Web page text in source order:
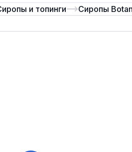
и топинги Сиропы